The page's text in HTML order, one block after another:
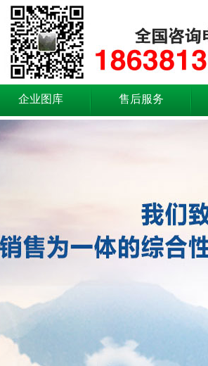
企业图库 售后服务